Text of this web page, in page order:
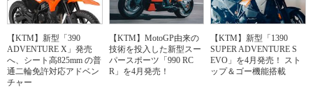
【KTM】新型「390
ADVENTURE X」発売
へ、シート高825mm の普
通二輪免許対応アドベン
チャー
【KTM】MotoGP由来の
技術を投入した新型スー
パースポーツ「990 RC
R」を4月発売！
【KTM】新型「1390
SUPER ADVENTURE S
EVO」を4月発売！ スト
ップ＆ゴー機能搭載